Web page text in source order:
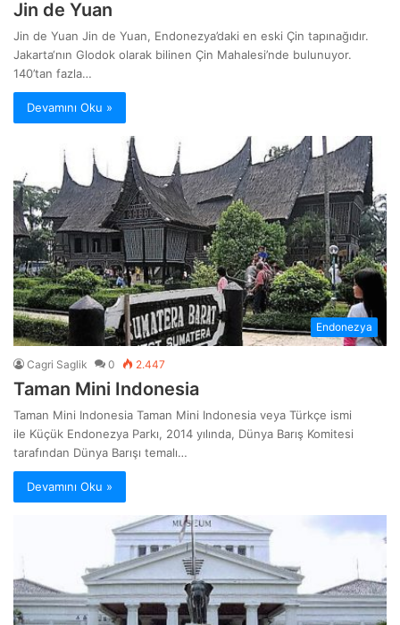
Jin de Yuan
Jin de Yuan Jin de Yuan, Endonezya’daki en eski Çin tapınağıdır.
Jakarta‘nın Glodok olarak bilinen Çin Mahalesi’nde bulunuyor.
140’tan fazla…
Devamını Oku »
Endonezya
Cagri Saglik 0 2.447
Taman Mini Indonesia
Taman Mini Indonesia Taman Mini Indonesia veya Türkçe ismi
ile Küçük Endonezya Parkı, 2014 yılında, Dünya Barış Komitesi
tarafından Dünya Barışı temalı…
Devamını Oku »